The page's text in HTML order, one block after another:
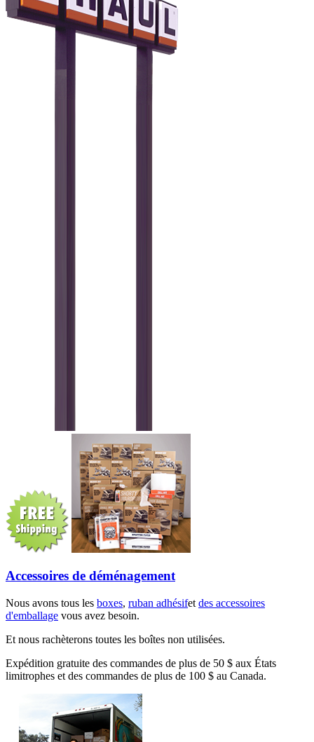
Accessoires de déménagement
Nous avons tous les boxes, ruban adhésifet des accessoires
d'emballage vous avez besoin.
Et nous rachèterons toutes les boîtes non utilisées.
Expédition gratuite des commandes de plus de 50 $ aux États
limitrophes et des commandes de plus de 100 $ au Canada.